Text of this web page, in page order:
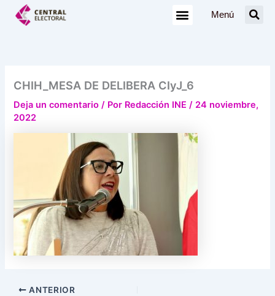
Menú
CHIH_MESA DE DELIBERA CIyJ_6
Deja un comentario / Por Redacción INE/ 24 noviembre,
2022
ANTERIOR